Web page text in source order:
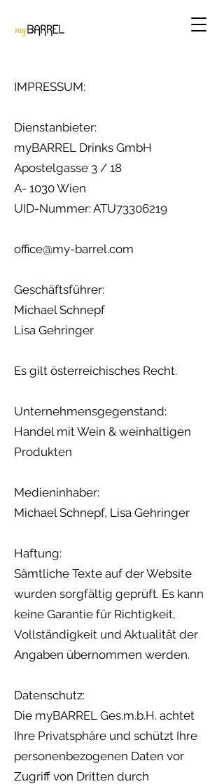
IMPRESSUM:
Dienstanbieter:
myBARREL Drinks GmbH
Apostelgasse 3 / 18
A- 1030 Wien
UID-Nummer: ATU73306219
office@my-barrel.com
Geschäftsführer:
Michael Schnepf
Lisa Gehringer
Es gilt österreichisches Recht.
Unternehmensgegenstand:
Handel mit Wein & weinhaltigen
Produkten
Medieninhaber:
Michael Schnepf, Lisa Gehringer
Haftung:
Sämtliche Texte auf der Website
wurden sorgfältig geprüft. Es kann
keine Garantie für Richtigkeit,
Vollständigkeit und Aktualität der
Angaben übernommen werden.
Datenschutz:
Die myBARREL Ges.m.b.H. achtet
Ihre Privatsphäre und schützt Ihre
personenbezogenen Daten vor
Zugriff von Dritten durch